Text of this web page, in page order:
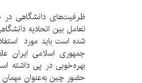
ظرفیت‌های دانشگاهی در
شده است باید مورد
جمهوری اسلامی ایران
بهره‌خوبی در پی داشته